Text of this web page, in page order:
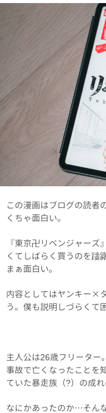
この漫画はブログの読者
くちゃ面白い。
『東京卍リベンジャー
くてしばらく買うのを躊
まぁ面白い。
内容としてはヤンキー×
う。僕も説明しづらくて
主人公は26歳フリーター
事故で亡くなったことを
ていた暴走族（?）の成
なにかあったのか…そん